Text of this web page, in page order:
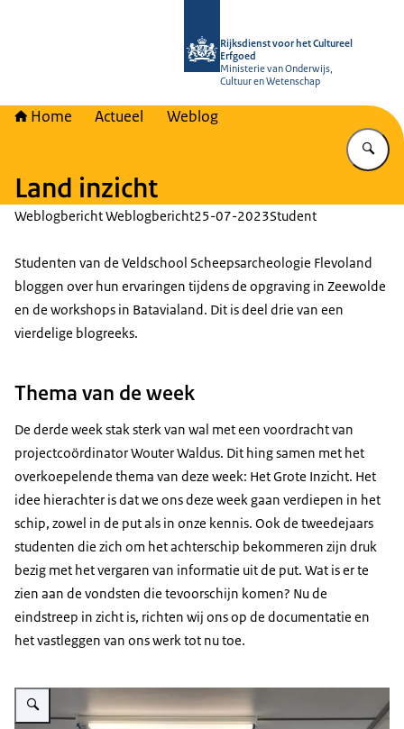
Rijksdienst voor het Cultureel
Erfgoed
Ministerie van Onderwijs,
Cultuur en Wetenschap
Home Actueel Weblog
Land inzicht
Weblogbericht Weblogbericht25-07-2023Student
Studenten van de Veldschool Scheepsarcheologie Flevoland
bloggen over hun ervaringen tijdens de opgraving in Zeewolde
en de workshops in Batavialand. Dit is deel drie van een
vierdelige blogreeks.
Thema van de week
De derde week stak sterk van wal met een voordracht van
projectcoördinator Wouter Waldus. Dit hing samen met het
overkoepelende thema van deze week: Het Grote Inzicht. Het
idee hierachter is dat we ons deze week gaan verdiepen in het
schip, zowel in de put als in onze kennis. Ook de tweedejaars
studenten die zich om het achterschip bekommeren zijn druk
bezig met het vergaren van informatie uit de put. Wat is er te
zien aan de vondsten die tevoorschijn komen? Nu de
eindstreep in zicht is, richten wij ons op de documentatie en
het vastleggen van ons werk tot nu toe.
Vergroot afbeelding Medestudent geeft college aan studenten Veldschool